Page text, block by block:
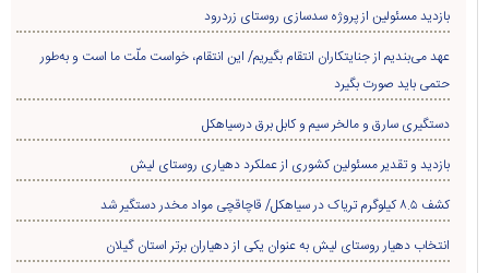
بازدید مسئولین از پروژه سدسازی روستای زردرود
عهد می‌بندیم از جنایتکاران انتقام بگیریم/ این انتقام، خواست ملّت ما است و به‌طور
حتمی باید صورت بگیرد
دستگیری سارق و مالخر سیم و کابل برق درسیاهکل
بازدید و تقدیر مسئولین کشوری از عملکرد دهیاری روستای لیش
کشف ۸.۵ کیلوگرم تریاک در سیاهکل/ قاچاقچی مواد مخدر دستگیر شد
انتخاب دهیار روستای لیش به عنوان یکی از دهیاران برتر استان گیلان